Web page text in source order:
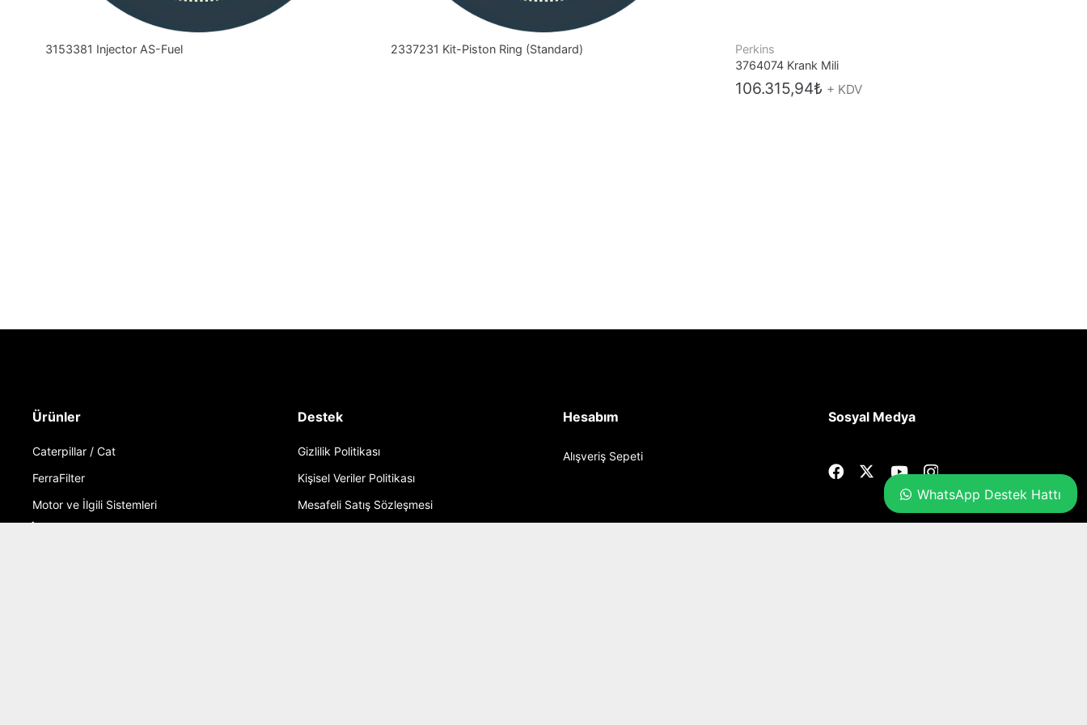
3153381 Injector AS-Fuel 2337231 Kit-Piston Ring (Standard)
Perkins
3764074 Krank Mili
106.315,94₺ + KDV
Ürünler
Caterpillar / Cat
FerraFilter
Motor ve İlgili Sistemleri
Destek
Gizlilik Politikası
Kişisel Veriler Politikası
Mesafeli Satış Sözleşmesi
Hesabım
Alışveriş Sepeti
Sosyal Medya
WhatsApp Destek Hattı